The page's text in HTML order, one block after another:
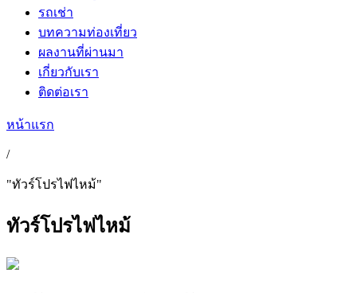
รถเช่า
บทความท่องเที่ยว
ผลงานที่ผ่านมา
เกี่ยวกับเรา
ติดต่อเรา
หน้าแรก
/
"ทัวร์โปรไฟไหม้"
ทัวร์โปรไฟไหม้